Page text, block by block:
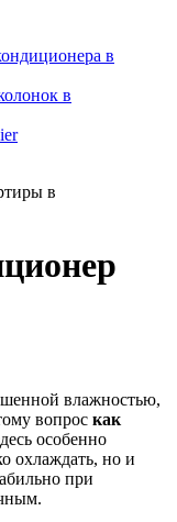
в
в
в
влажностью,
вопрос как
особенно
охлаждать, но и
при